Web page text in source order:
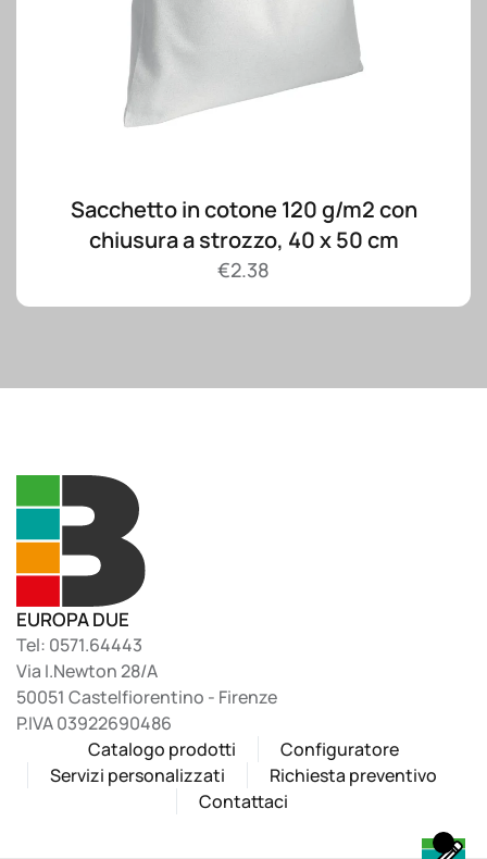
Sacchetto in cotone 120 g/m2 con
chiusura a strozzo, 40 x 50 cm
€2.38
EUROPA DUE
Tel: 0571.64443
Via I.Newton 28/A
50051 Castelfiorentino - Firenze
P.IVA 03922690486
Catalogo prodotti
Configuratore
Servizi personalizzati
Richiesta preventivo
Contattaci